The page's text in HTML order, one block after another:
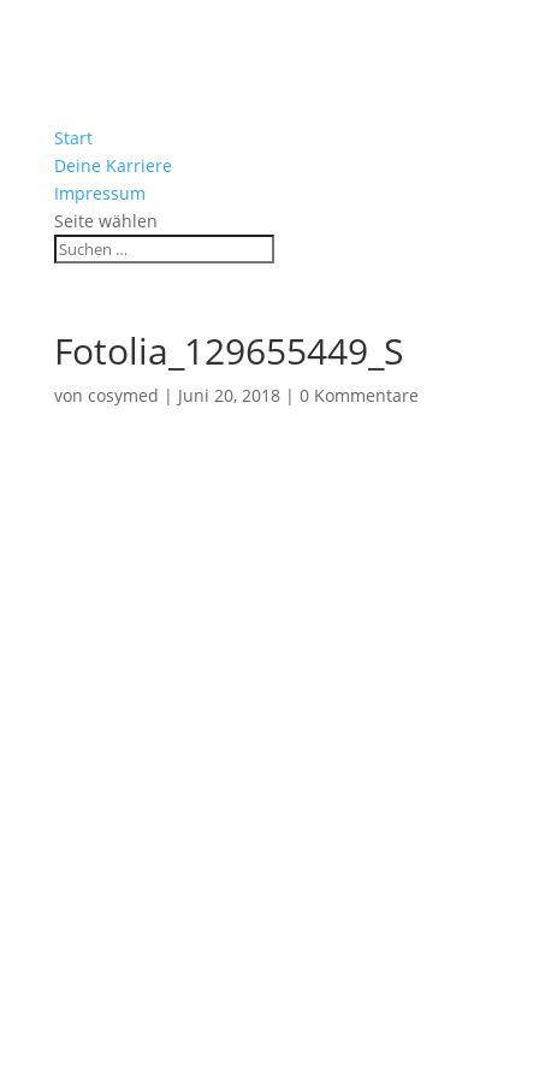
Start
Deine Karriere
Impressum
Seite wählen
Fotolia_129655449_S
von cosymed | Juni 20, 2018| 0 Kommentare